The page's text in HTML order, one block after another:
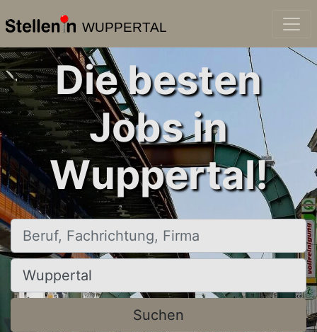
WUPPERTAL
Die besten
Jobs in
Wuppertal!
Beruf, Fachrichtung, Firma
Ort, Stadt
Suchen